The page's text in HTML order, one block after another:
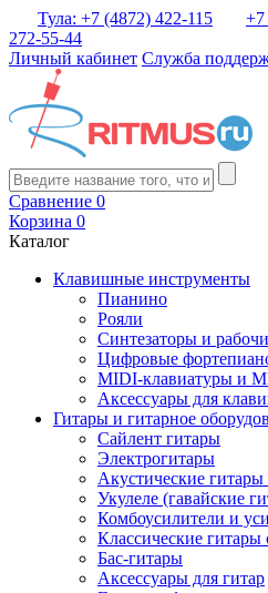
Тула: +7 (4872) 422-115 +7
272-55-44
Личный кабинет Служба
Сравнение 0
Корзина 0
Каталог
Клавишные инструменты
Пианино
Рояли
Синтезаторы и
Цифровые
MIDI-клавиатуры и
Аксессуары для
Гитары и гитарное
Сайлент гитары
Электрогитары
Акустические
Укулеле (гавайские
Комбоусилители и
Классические
Бас-гитары
Аксессуары для гитар